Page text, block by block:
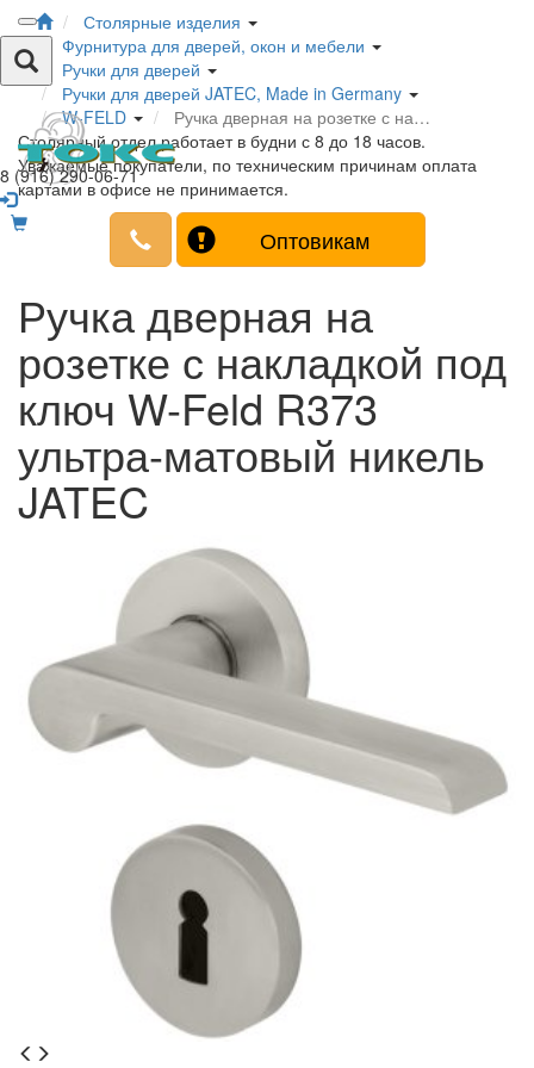
8 (916) 290-06-71
Столярные изделия
Фурнитура для дверей, окон и мебели
Ручки для дверей
Ручки для дверей JATEC, Made in Germany
W-FELD
Ручка дверная на розетке с на…
Столярный отдел работает в будни с 8 до 18 часов.
Уважаемые покупатели, по техническим причинам оплата
картами в офисе не принимается.
Оптовикам
Ручка дверная на
розетке с накладкой под
ключ W-Feld R373
ультра-матовый никель
JATEC